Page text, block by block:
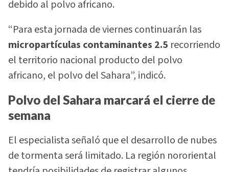
debido al polvo africano.
“Para esta jornada de viernes continuarán las
micropartículas contaminantes 2.5 recorriendo
el territorio nacional producto del polvo
africano, el polvo del Sahara”, indicó.
Polvo del Sahara marcará el cierre de
semana
El especialista señaló que el desarrollo de nubes
de tormenta será limitado. La región nororiental